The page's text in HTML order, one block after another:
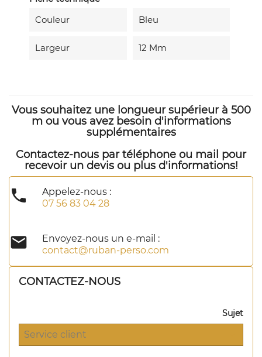
Couleur
Bleu
Largeur 12 Mm
Vous souhaitez une longueur supérieur à 500
m ou vous avez besoin d'informations
supplémentaires
Contactez-nous par téléphone ou mail pour
recevoir un devis ou plus d'informations!

Appelez-nous :
07 56 83 04 28

Envoyez-nous un e-mail :
contact@ruban-perso.com
CONTACTEZ-NOUS
Sujet